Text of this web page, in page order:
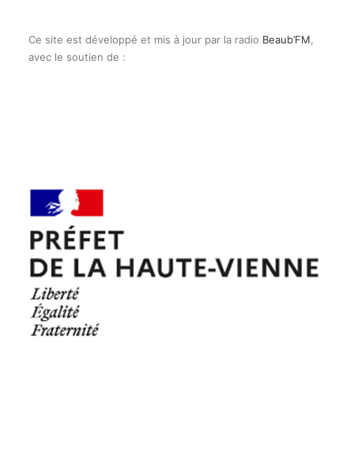
Ce site est développé et mis à jour par la radio Beaub’FM
avec le soutien de :